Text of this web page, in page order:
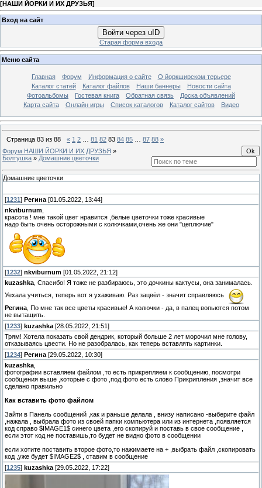
[НАШИ ЙОРКИ И ИХ ДРУЗЬЯ]
Вход на сайт
Войти через uID
Старая форма входа
Меню сайта
Главная Форум Информация о сайте
О йоркширском терьере
Каталог статей
Каталог файлов Наши баннеры
Новости сайта
Фотоальбомы
Гостевая книга Обратная связь
Доска объявлений
Карта сайта
Онлайн игры Список каталогов Каталог сайтов Видео
Страница 83 из 88 « 1 2 81 82 83 84 85 87 88 »
Форум НАШИ ЙОРКИ И ИХ ДРУЗЬЯ »
Болтушка » Домашние цветочки
Домашние цветочки
[1231 ] Регина [01.05.2022, 13:44]
nkviburnum
красота ! мне такой цвет нравится ,белые цветочки тоже красивые
надо быть очень осторожными с колючками,очень же они "цеплючие"
[1232] nkviburnum [01.05.2022, 21:12]
kuzashka , Спасибо! Я тоже не разбираюсь, это дочкины кактусы, она занималась.
Уехала учиться, теперь вот я ухаживаю. Раз зацвёл - значит справляюсь
Регина , По мне так все цветы красивые! А колючки - да, в палец вопьются потом
не вытащить.
[1233] kuzashka [28.05.2022, 21:51]
Трям! Хотела показать свой дендрик, который больше 2 лет морочил мне голову,
отказываясь цвести. Но не разобралась, как теперь вставлять картинки.
[1234] Регина [29.05.2022, 10:30]
kuzashka
фотографии вставляем файлом ,то есть прикрепляем к сообщению, посмотри
сообщения выше ,которые с фото ,под фото есть слово Прикрипления ,значит все
сделано правильно
Как вставить фото файлом
Зайти в Панель сообщений ,как и раньше делала , внизу написано -выберите файл
,нажала , выбрала фото из своей папки компьютера или из интернета ,появляется
код справо $IMAGE1$ синего цвета ,его скопируй и поставь в свое сообщение ,
если этот код не поставишь,то будет не видно фото в сообщении
если хотите поставить второе фото,то нажимаете на + ,выбрать файл ,скопировать
код ,уже будет $IMAGE2$ , ставим в сообщение
[1235] kuzashka [29.05.2022, 17:22]